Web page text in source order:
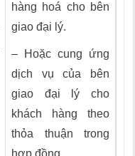
hàng hoá cho bên
giao đại lý.
– Hoặc cung ứng
dịch vụ của bên
giao đại lý cho
khách hàng theo
thỏa thuận trong
hợp đồng.